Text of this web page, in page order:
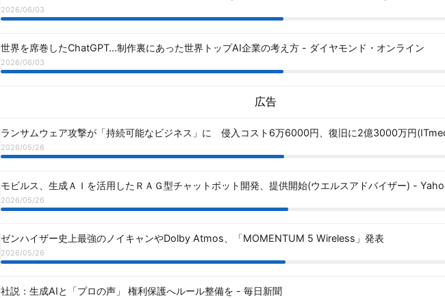
2026/06/03
世界を席巻したChatGPT…制作裏にあった世界トップAI企業の考え方 - ダイヤモンド・オンライン
2026/06/03
広告
ランサムウェア攻撃が「持続可能なビジネス」に 侵入コスト6万6000円、復旧に2億3000万円
2026/05/26
モビルス、生成ＡＩを活用したＲＡＧ型チャットボット開発、提供開始(ウエルスアドバイザー) -
2026/05/26
ゼンハイザー史上最強のノイキャンやDolby Atmos、「MOMENTUM 5 Wireless」発表
2026/05/26
社説：生成AIと「プロの声」 権利保護へルール整備を - 毎日新聞